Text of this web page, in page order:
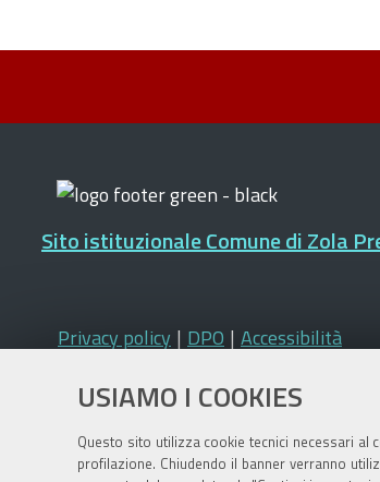
USIAMO I COOKIES
Questo sito utilizza cookie tecnici necessari
profilazione. Chiudendo il banner verranno
Sito istituzionale Comune di Zola
Privacy policy | DPO | Accessibilità